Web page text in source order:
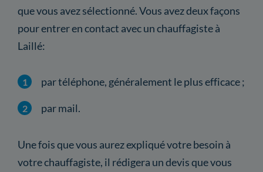
que vous avez sélectionné. Vous avez deux façons
pour entrer en contact avec un chauffagiste à
Laillé:
par téléphone, généralement le plus efficace ;
par mail.
Une fois que vous aurez expliqué votre besoin à
votre chauffagiste, il rédigera un devis que vous